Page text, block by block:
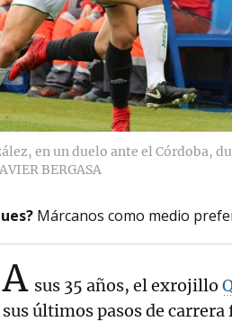
en un duelo ante el Córdoba,
BERGASA
Márcanos como medio
A sus 35 años, el exrojillo
sus últimos pasos de